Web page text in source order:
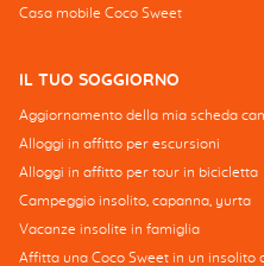
Casa mobile Coco Sweet
IL TUO SOGGIORNO
Aggiornamento della mia scheda
Alloggi in affitto per escursioni
Alloggi in affitto per tour in bicicletta
Campeggio insolito, capanna, yurta
Vacanze insolite in famiglia
Affitta una Coco Sweet in un insolito